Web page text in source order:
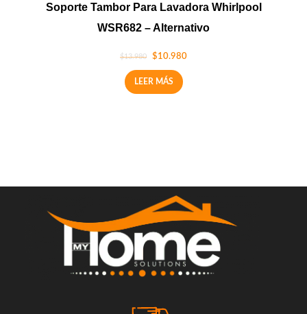
Soporte Tambor Para Lavadora Whirlpool
WSR682 – Alternativo
$13.980 $10.980
LEER MÁS